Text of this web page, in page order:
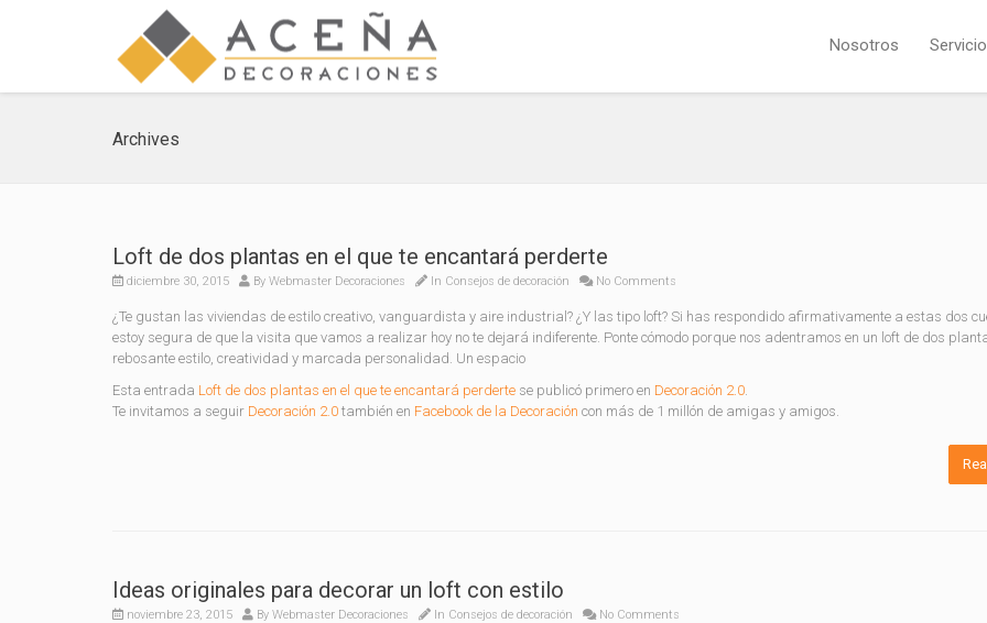
Nosotros
Archives
Loft de dos plantas en el que te encantará perderte
diciembre 30, 2015 By Webmaster Decoraciones In Consejos de decoración No Comments
¿Te gustan las viviendas de estilo creativo, vanguardista y aire industrial? ¿Y las tipo loft? Si has respondido afirmativamente a estas dos
estoy segura de que la visita que vamos a realizar hoy no te dejará indiferente. Ponte cómodo porque nos adentramos en un loft de dos
rebosante estilo, creatividad y marcada personalidad. Un espacio
Esta entrada Loft de dos plantas en el que te encantará perderte se publicó primero en Decoración 2.0.
Te invitamos a seguir Decoración 2.0 también en Facebook de la Decoración con más de 1 millón de amigas y amigos.
Ideas originales para decorar un loft con estilo
noviembre 23, 2015 By Webmaster Decoraciones In Consejos de decoración No Comments